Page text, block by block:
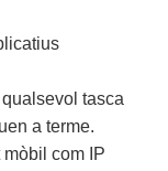
tasca
a terme.
com IP